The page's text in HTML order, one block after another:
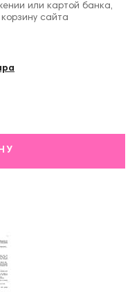
или картой банка,
сайта